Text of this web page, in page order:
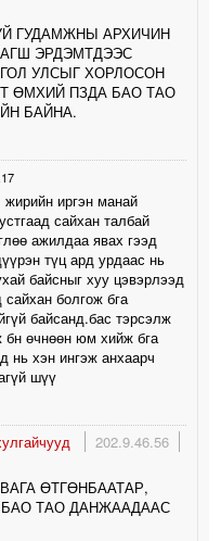
ГУДАМЖНЫ АРХИЧИН
ЭРДЭМТДЭЭС
УЛСЫГ ХОРЛОСОН
ӨМХИЙ ПЗДА БАО ТАО
БАЙНА.
иргэн манай
сайхан талбай
ажилдаа явах гээд
түц ард урдаас нь
байсныг хуу цэвэрлээд
болгож бга
байсанд.бас тэрсэлж
бн өчнөөн юм хийж бга
нь хэн ингэж анхаарч
шүү
202.9.46.56
ӨТГӨНБААТАР,
ТАО ДАНЖААДААС